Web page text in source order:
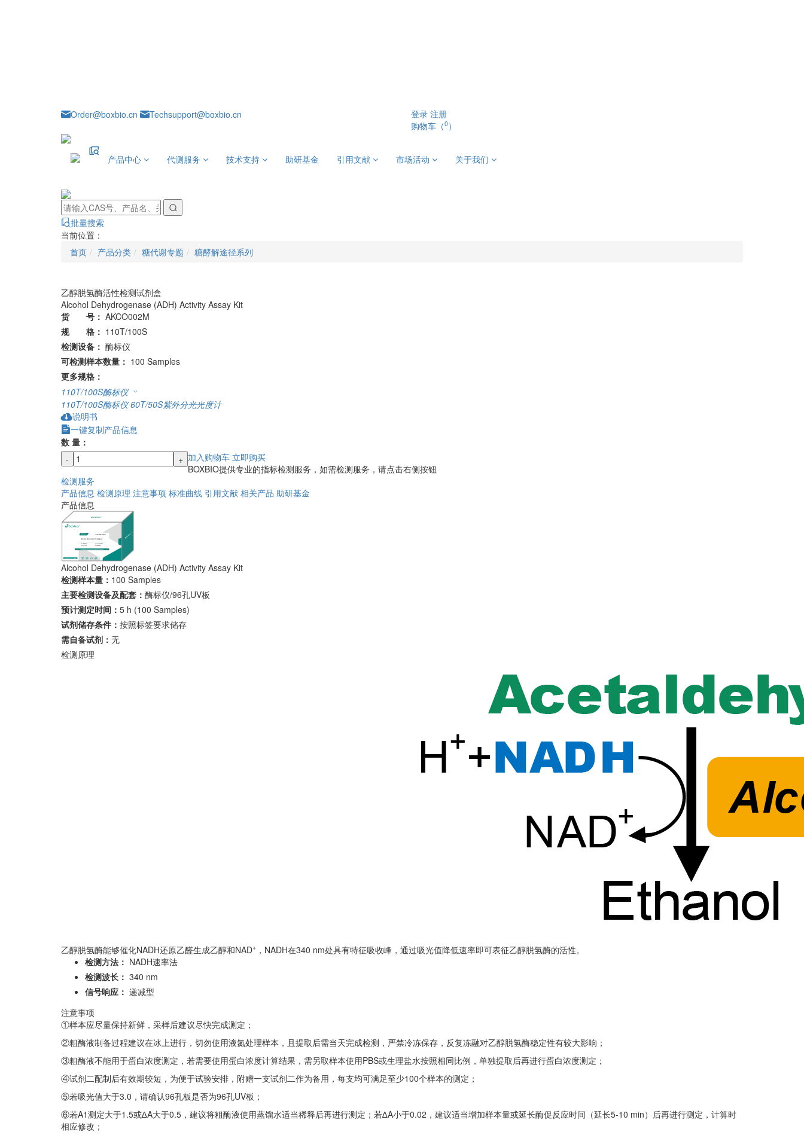
Order@boxbio.cn Techsupport@boxbio.cn 登录 注册
购物车（0）
产品中心 代测服务 技术支持 助研基金 引用文献 市场活动 关于我们
批量搜索
当前位置：
首页
产品分类 糖代谢专题 糖酵解途径系列
乙醇脱氢酶活性检测试剂盒
Alcohol Dehydrogenase (ADH) Activity Assay Kit
货 号： AKCO002M
规 格： 110T/100S
检测设备： 酶标仪
可检测样本数量： 100 Samples
更多规格：
110T/100S酶标仪
110T/100S酶标仪 60T/50S紫外分光光度计
说明书
一键复制产品信息
数 量：
-
+ 加入购物车 立即购买
BOXBIO提供专业的指标检测服务，如需检测服务，请点击右侧按钮
检测服务
产品信息 检测原理 注意事项 标准曲线 引用文献 相关产品 助研基金
产品信息
Alcohol Dehydrogenase (ADH) Activity Assay Kit
检测样本量： 100 Samples
主要检测设备及配套： 酶标仪/96孔UV板
预计测定时间： 5 h (100 Samples)
试剂储存条件： 按照标签要求储存
需自备试剂： 无
检测原理
乙醇脱氢酶能够催化NADH还原乙醛生成乙醇和NAD+ ，NADH在340 nm处具有特征吸收峰，通过吸光值降低速率即可表征乙醇脱氢酶的活性。
检测方法： NADH速率法
检测波长： 340 nm
信号响应： 递减型
注意事项
①样本应尽量保持新鲜，采样后建议尽快完成测定；
②粗酶液制备过程建议在冰上进行，切勿使用液氮处理样本，且提取后需当天完成检测，严禁冷冻保存，反复冻融对乙醇脱氢酶稳定性有较大影响；
③粗酶液不能用于蛋白浓度测定，若需要使用蛋白浓度计算结果，需另取样本使用PBS或生理盐水按照相同比例，单独提取后再进行蛋白浓度测定；
④试剂二配制后有效期较短，为便于试验安排，附赠一支试剂二作为备用，每支均可满足至少100个样本的测定；
⑤若吸光值大于3.0，请确认96孔板是否为96孔UV板；
⑥若A1测定大于1.5或∆A大于0.5，建议将粗酶液使用蒸馏水适当稀释后再进行测定；若∆A小于0.02，建议适当增加样本量或延长酶促反应时间（延长5-10 min）后再进行测定，计算时
相应修改；